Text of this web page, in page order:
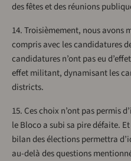
des fêtes et des réunions
14. Troisièmement, nous avons
compris avec les candidatures
candidatures n’ont pas eu
effet militant, dynamisant les
districts.
15. Ces choix n’ont pas permis
le Bloco a subi sa pire défaite.
bilan des élections permettra
au-delà des questions